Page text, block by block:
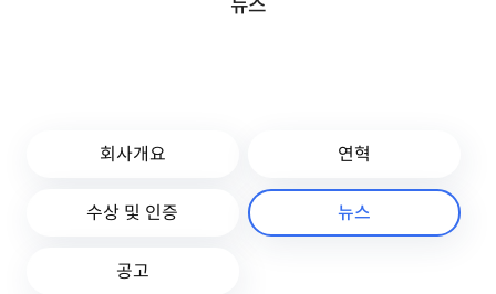
뉴스
회사개요 연혁
수상 및 인증 뉴스
공고